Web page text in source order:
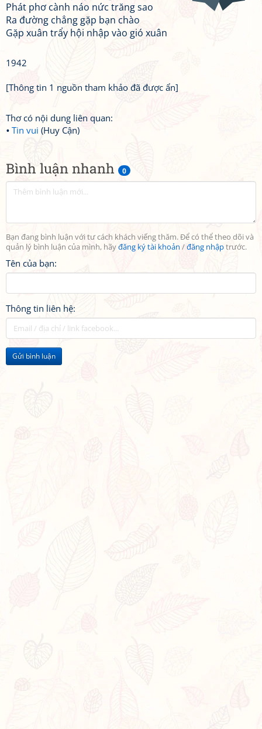
Bình luận nhanh 0
Bạn đang bình luận với tư cách khách viếng thăm. Để có thể theo dõi và
quản lý bình luận của mình, hãyđăng ký tài khoản /đăng nhậptrước.
Tên của bạn:
Thông tin liên hệ:
Gửi bình luận
Phát phơ cành náo nức trăng sao
Ra đường chẳng gặp bạn chào
Gặp xuân trẩy hội nhập vào gió xuân
1942
[Thông tin 1 nguồn tham khảo đã được ẩn]
Thơ có nội dung liên quan:
Tin vui (Huy Cận)